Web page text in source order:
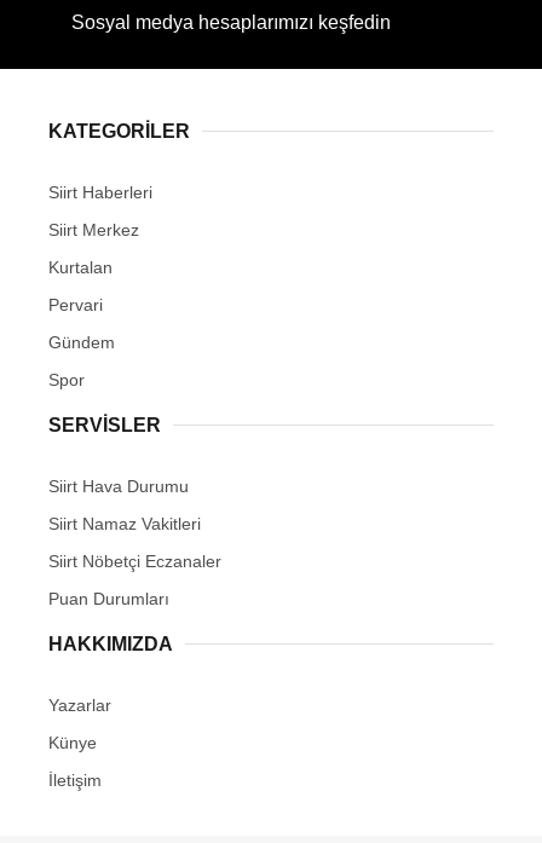
Facebook
Instagram
Sosyal medya hesaplarımızı keşfedin
KATEGORİLER
Siirt Haberleri
Siirt Merkez
Kurtalan
Pervari
Gündem
Spor
SERVİSLER
Siirt Hava Durumu
Siirt Namaz Vakitleri
Siirt Nöbetçi Eczanaler
Puan Durumları
HAKKIMIZDA
Yazarlar
Künye
İletişim